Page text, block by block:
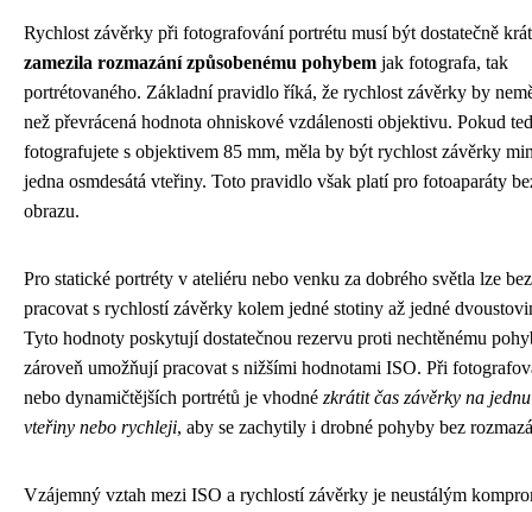
Rychlost závěrky při fotografování portrétu musí být dostatečně
zamezila rozmazání způsobenému pohybem jak fotografa, tak
portrétovaného. Základní pravidlo říká, že rychlost závěrky by
než převrácená hodnota ohniskové vzdálenosti objektivu. Pokud
fotografujete s objektivem 85 mm, měla by být rychlost závěrky
jedna osmdesátá vteřiny. Toto pravidlo však platí pro fotoaparáty
obrazu.
Pro statické portréty v ateliéru nebo venku za dobrého světla lze
pracovat s rychlostí závěrky kolem jedné stotiny až jedné
Tyto hodnoty poskytují dostatečnou rezervu proti nechtěnému
zároveň umožňují pracovat s nižšími hodnotami ISO. Při
nebo dynamičtějších portrétů je vhodné zkrátit čas závěrky na
vteřiny nebo rychleji, aby se zachytily i drobné pohyby bez
Vzájemný vztah mezi ISO a rychlostí závěrky je neustálým